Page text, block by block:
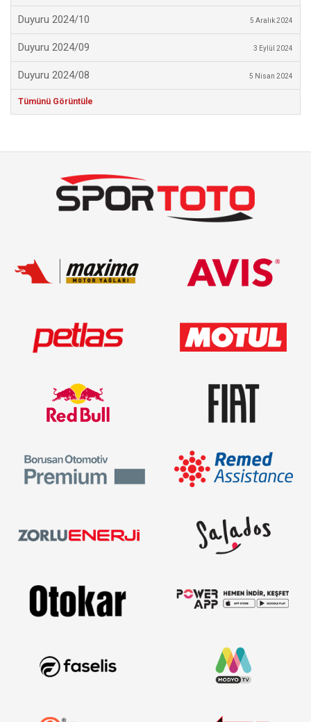
Duyuru 2024/10 5 Aralık 2024
Duyuru 2024/09 3 Eylül 2024
Duyuru 2024/08 5 Nisan 2024
Tümünü Görüntüle